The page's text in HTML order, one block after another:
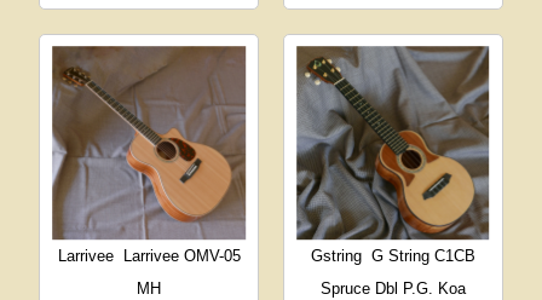
Larrivee
Larrivee OMV-05
MH
Gstring G String C1CB
Spruce Dbl P.G. Koa